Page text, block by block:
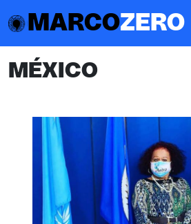
MARCOZERO
MÉXICO